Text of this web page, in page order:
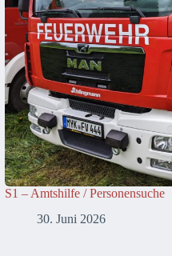
S1 – Amtshilfe / Personensuche
30. Juni 2026